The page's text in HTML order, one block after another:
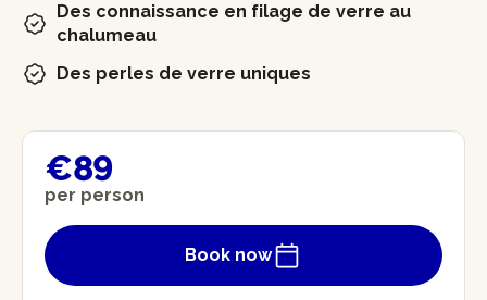
Des connaissance en filage de verre au
chalumeau
Des perles de verre uniques
€89
per person
Book now